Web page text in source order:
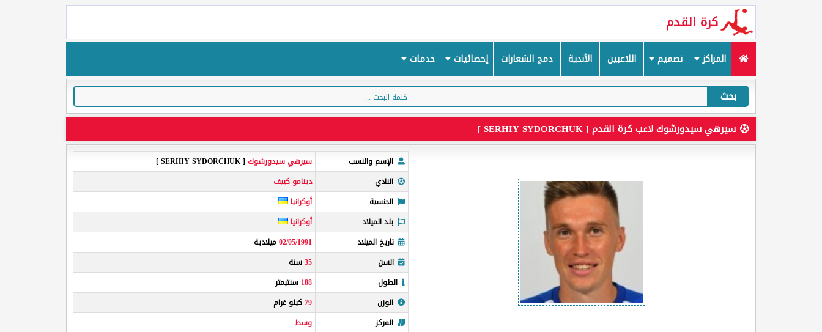
كرة القدم
المراكز تصميم اللاعبين الأندية دمج الشعارات إحصائيات خدمات
بحث
سيرهي سيدورشوك لاعب كرة القدم [ SERHIY SYDORCHUK ]
الإسم والنسب سيرهي سيدورشوك [ SERHIY SYDORCHUK ]
النادي
دينامو كييف
الجنسية
أوكرانيا
بلد الميلاد
أوكرانيا
تاريخ الميلاد
02/05/1991ميلادية
السن
35سنة
الطول
188 سنتيمتر
الوزن
79كيلو غرام
المركز
وسط